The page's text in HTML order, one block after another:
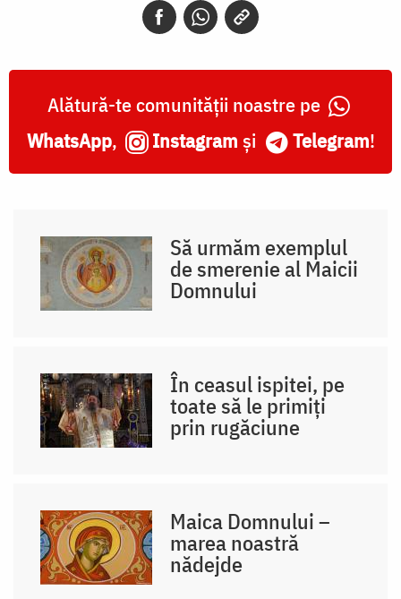
Alătură-te comunității noastre pe
WhatsApp, Instagram și Telegram!
Să urmăm exemplul
de smerenie al Maicii
Domnului
În ceasul ispitei, pe
toate să le primiți
prin rugăciune
Maica Domnului –
marea noastră
nădejde